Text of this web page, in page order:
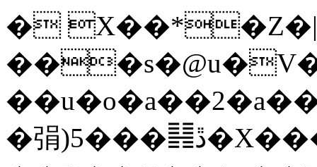
�
�弲)5���䷎ڐ�X���o^��U���.-